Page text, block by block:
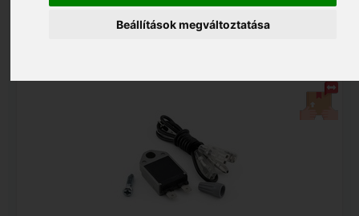
Beállítások megváltoztatása
Kosárba tesz